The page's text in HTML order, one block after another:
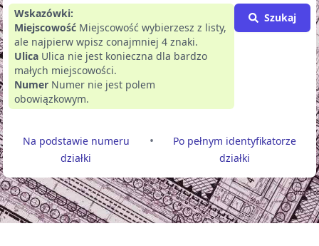
Wskazówki:
Miejscowość Miejscowość wybierzesz z listy,
ale najpierw wpisz conajmniej 4 znaki.
Ulica Ulica nie jest konieczna dla bardzo
małych miejscowości.
Numer Numer nie jest polem
obowiązkowym.
Szukaj
Na podstawie numeru
działki
•
Po pełnym identyfikatorze
działki